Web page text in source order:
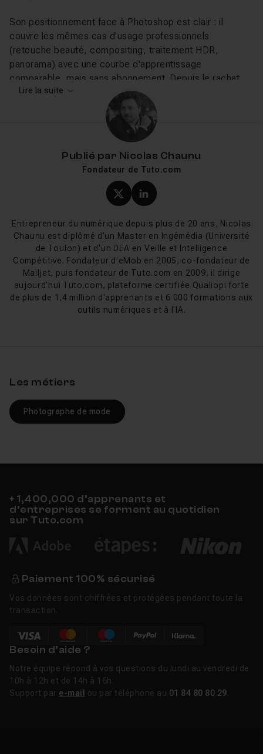
Son positionnement face à Photoshop est clair : il
couvre les mêmes cas d'usage professionnels
(retouche beauté, compositing, traitement HDR,
panorama) avec une courbe d'apprentissage
comparable, mais sans abonnement. Depuis le rachat
par Canva et le passage en gratuit en octobre 2025,
Affinity a dépassé les trois millions d'utilisateurs en un
mois, confirmant une demande forte pour une
alternative à l'écosystème Adobe.
Ce que vous allez apprendre sur
Le catalogue couvre Affinity Photo du débutant absolu
jusqu'aux techniques avancées. Gilles Pfeiffer propose
uneformation Affinity Photo 2 complètede plus de 15
heures, couvrant l'interface, les calques, les masques,
les Personas et les exports. Pour les photographes,
Julien Pons a conçu une
formation orientée retouche photode 12 heures, axée
sur la pratique avec des exercices sur des cas réels :
exercices pratiques,
suite Affinity complète
(Photo + Designer + Publisher)
en plus de 27 heures. Pour ceux qui cherchent une
parcours continu du débutant à l'expert.
En octobre 2025, Canva a relancé Affinity sous la forme
Les Studios configurables permettent de mélanger les
outils Photo, Vector et Layout selon les besoins de
chaque projet.
La première mise à jour majeure (mars 2026) a introduit
le Light UI, très demandé par les utilisateurs habitués
aux interfaces claires. Les Live Tone Blend Groups
permettent de fusionner des calques en temps réel de
façon non destructive, ouvrant de nouvelles possibilités
pour le compositing. La fonction Convert to Curves
Lire la suite
Publié par Nicolas Chaunu
Fondateur de Tuto.com
Profil X (twitter) de
Profil LinkedIn de
Entrepreneur du numérique depuis plus de 20 ans, Nicolas
Chaunu est diplômé d'un Master en Ingémédia (Université
de Toulon) et d'un DEA en Veille et Intelligence
Compétitive. Fondateur d'eMob en 2005, co-fondateur de
Mailjet, puis fondateur de Tuto.com en 2009, il dirige
aujourd'hui Tuto.com, plateforme certifiée Qualiopi forte
de plus de 1,4 million d'apprenants et 6 000 formations aux
outils numériques et à l'IA.
Les métiers
Photographe de mode
+ 1,400,000 d’apprenants et
d’entreprises se forment au quotidien
sur Tuto.com
Paiement 100% sécurisé
Vos données sont chiffrées et protégées pendant toute la
transaction.
Besoin d’aide ?
Notre équipe répond à vos questions du lundi au vendredi de
10h à 12h et de 14h à 16h.
Support par e-mail ou par téléphone au 01 84 80 80 29